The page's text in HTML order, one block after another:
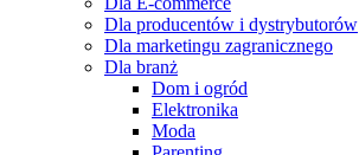
Dla producentów i dystrybutorów
Dla marketingu zagranicznego
Dla branż
Dom i ogród
Elektronika
Moda